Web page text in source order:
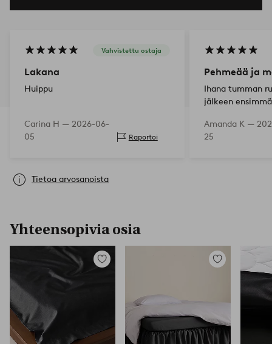
Vahvistettu ostaja
Lakana
Huippu
Carina H — 2026-06-
05
Raportoi
Pehmeää ja
Ihana tumman
jälkeen
jälkeen kangas
pehmeäksi sillä
Amanda K —
25
Tietoa arvosanoista
Yhteensopivia osia
Lisää
Lisää
suosikkeihin